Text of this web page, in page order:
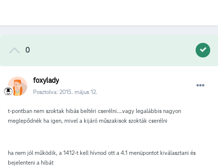
0
foxylady
Posztolva: 2015. május 12.
t-pontban nem szoktak hibás beltéri cserélni....vagy legalábbis nagyon
meglepődnék ha igen, mivel a kijáró műszakisok szokták cserélni
ha nem jól működik, a 1412-t kell hívnod ott a 4.1 menüpontot kiválasztani és
bejelenteni a hibát